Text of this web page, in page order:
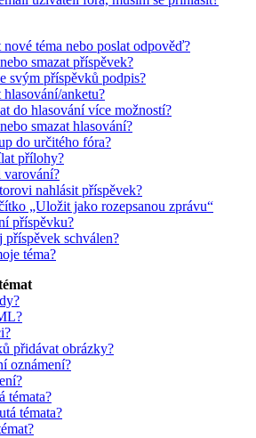
téma nebo poslat odpověď?
smazat příspěvek?
svým příspěvků podpis?
anketu?
do hlasování více možností?
smazat hlasování?
do určitého fóra?
přílohy?
varování?
nahlásit příspěvek?
„Uložit jako rozepsanou zprávu“
příspěvku?
schválen?
téma?
přidávat obrázky?
oznámení?
témata?
témata?